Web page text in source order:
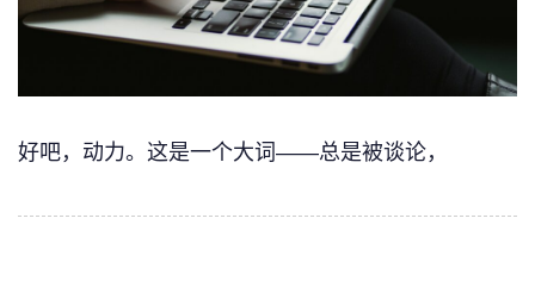
好吧，动力。这是一个大词——总是被谈论，